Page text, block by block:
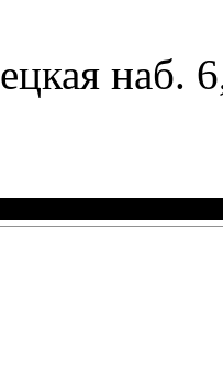
наб.